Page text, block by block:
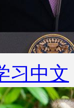
习中文